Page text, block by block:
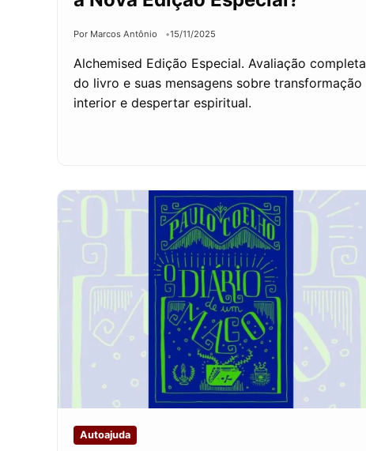
Por Marcos Antônio 15/11/2025
Alchemised Edição Especial. Avaliação completa
do livro e suas mensagens sobre transformação
interior e despertar espiritual.
Autoajuda